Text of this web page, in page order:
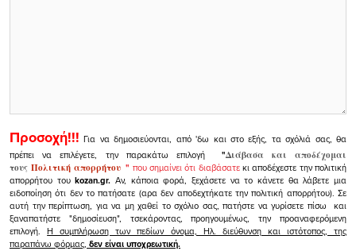
Προσοχή!!! Για να δημοσιεύονται, από 'δω και στο εξής, τα σχόλιά σας, θα
πρέπει να επιλέγετε, την παρακάτω επιλογή
"Διάβασα και αποδέχομαι
τουςΠολιτική απορρήτου" που σημαίνει ότι διαβάσατεκι αποδέχεστε την πολιτική
απορρήτου τουkozan.gr. Αν, κάποια φορά, ξεχάσετε να το κάνετε θα λάβετε μια
ειδοποίηση ότι δεν το πατήσατε (αρα δεν αποδεχτήκατε την πολιτική απορρήτου). Σε
αυτή την περίπτωση, για να μη χαθεί το σχόλιο σας, πατήστε να γυρίσετε πίσω και
ξαναπατήστε "δημοσίευση", τσεκάροντας, προηγουμένως, την προαναφερόμενη
επιλογή.Η συμπλήρωση των πεδίων όνομα, Ηλ. διεύθυνση και ιστότοπος, της
παραπάνω φόρμας, δεν είναι υποχρεωτική.